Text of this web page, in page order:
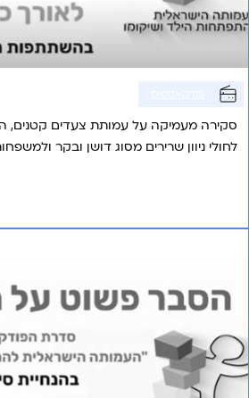
סקירה מעמיקה על עמותת צעדים קטנים,
לחולי ניוון שרירים מסוג דושן ובקר